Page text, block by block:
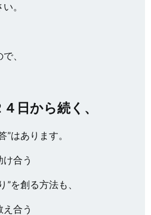
。
、
日から続く、
はあります。
合う
”を創る方法も、
合う